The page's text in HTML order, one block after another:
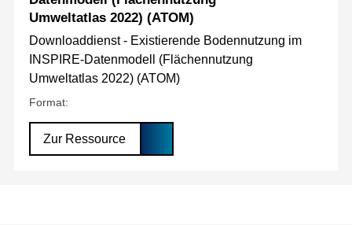
Umweltatlas 2022) (ATOM)
Downloaddienst - Existierende Bodennutzung im
INSPIRE-Datenmodell (Flächennutzung
Umweltatlas 2022) (ATOM)
Format:
Zur Ressource